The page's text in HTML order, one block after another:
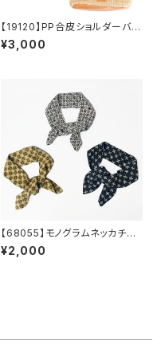
【19120】PP合皮ショルダーバッ
グ【送料無料】ミニショルダー
合皮バッグ 雑材バッグ ポリ
¥3,000
【68055】モノグラムネッカチー
フ【送料無料】花柄 スカーフ
ネックウェア プリントスカー
¥2,000